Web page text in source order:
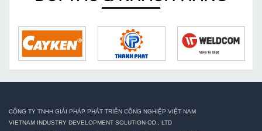
CÔNG TY TNHH GIẢI PHÁP PHÁT TRIỂN CÔNG NGHIỆP VIỆT NAM
VIETNAM INDUSTRY DEVELOPMENT SOLUTION CO., LTD